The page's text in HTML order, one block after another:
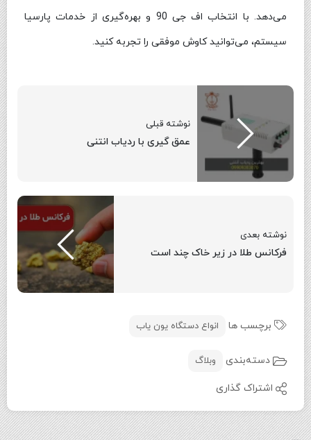
می‌دهد. با انتخاب اف جی 90 و بهره‌گیری از خدمات پارسیا
سیستم، می‌توانید کاوش موفقی را تجربه کنید.
نوشته قبلی
عمق گیری با ردیاب انتنی
نوشته بعدی
فرکانس طلا در زیر خاک چند است
برچسب ها انواع دستگاه یون یاب
دسته‌بندی وبلاگ
اشتراک گذاری